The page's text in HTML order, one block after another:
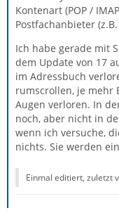
Kontenart (POP /
Postfachanbieter
Ich habe gerade mit
dem Update von 17
im Adressbuch
rumscrollen, je mehr
Augen verloren. In
noch, aber nicht in
wenn ich versuche,
nichts. Sie werden
Einmal editiert, zuletzt